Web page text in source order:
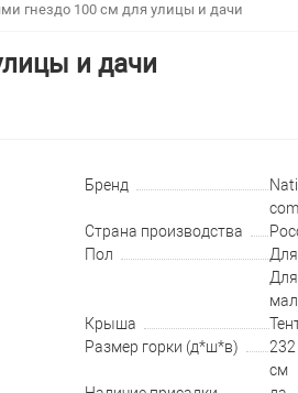
гнездо 100 см для улицы и дачи
и дачи
Бренд
Страна производства
Пол
Для
Крыша
Размер горки (д*ш*в)
232
см